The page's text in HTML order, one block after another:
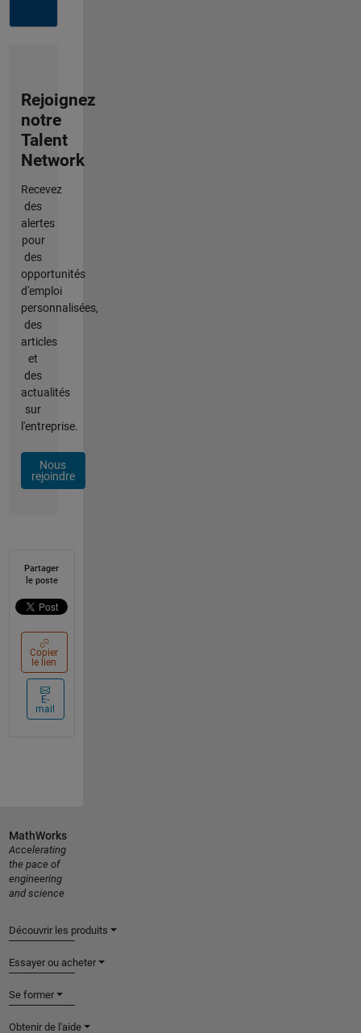
Rejoignez
notre
Talent
Network
Recevez
des
alertes
pour
des
opportunités
d'emploi
personnalisées,
des
articles
et
des
actualités
sur
l'entreprise.
Nous
rejoindre
Partager
le poste
Copier
le lien
E-
mail
MathWorks
Accelerating
the pace of
engineering
and science
Découvrir les produits
Essayer ou acheter
Se former
Obtenir de l'aide